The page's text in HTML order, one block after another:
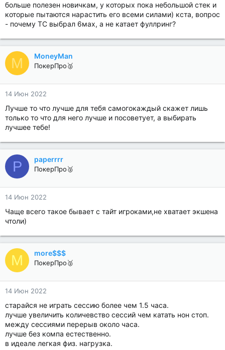
больше полезен новичкам, у которых пока небольшой стек и
которые пытаются нарастить его всеми силами) кста, вопрос
- почему ТС выбрал 6мах, а не катает фуллринг?
M MoneyMan
ПокерПро🥈
14 Июн 2022
Лучше то что лучше для тебя самогокаждый скажет лишь
только то что для него лучше и посоветует, а выбирать
лучшее тебе!
P paperrrr
ПокерПро🥈
14 Июн 2022
Чаще всего такое бывает с тайт игроками,не хватает экшена
чтоли)
M more$$$
ПокерПро🥈
14 Июн 2022
старайся не играть сессию более чем 1.5 часа.
лучше увеличить количевство сессий чем катать нон стоп.
между сессиями перерыв около часа.
лучше без компа естественно.
в идеале легкая физ. нагрузка.